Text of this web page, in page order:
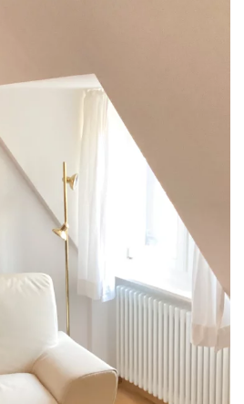
ANSEHEN